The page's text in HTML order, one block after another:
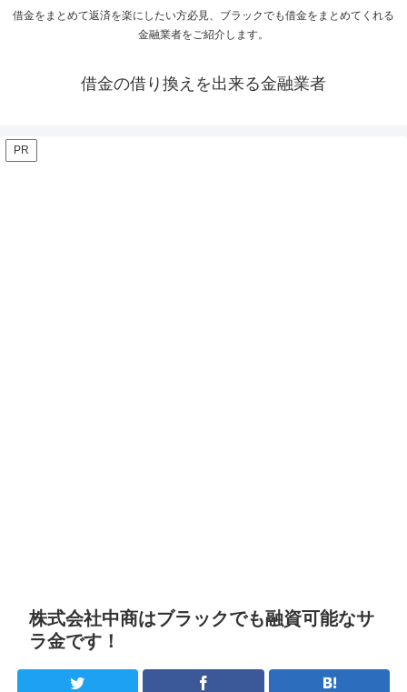
借金をまとめて返済を楽にしたい方必見、ブラックでも借金をまとめてくれる
金融業者をご紹介します。
借金の借り換えを出来る金融業者
PR
株式会社中商はブラックでも融資可能なサ
ラ金です！